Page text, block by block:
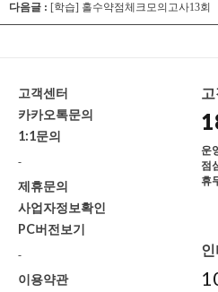
다음글 : [학습] 홀수약점체크모의고사13회
고객센터
카카오톡문의
1:1문의
-
제휴문의
사업자정보확인
PC버전보기
-
이용약관
운
점
휴